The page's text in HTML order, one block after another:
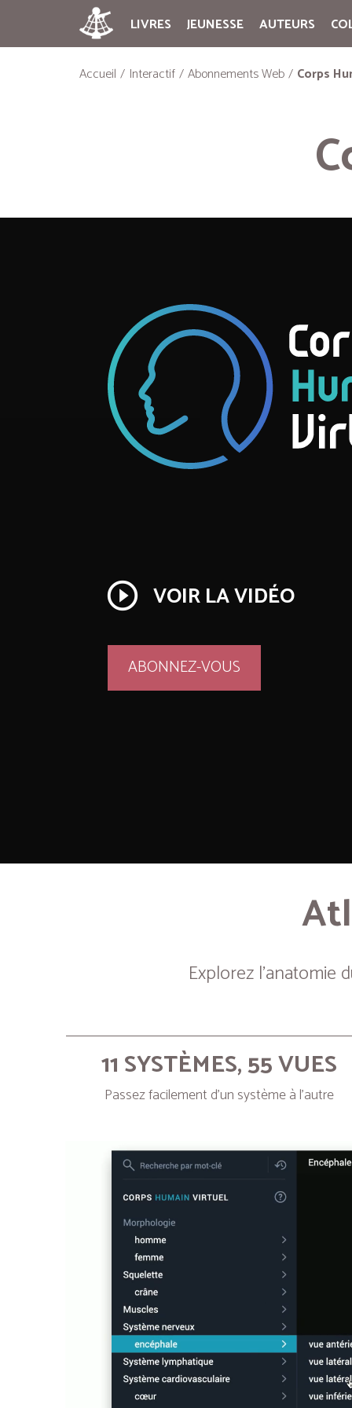
LIVRES JEUNESSE AUTEURS
Accueil Interactif Abonnements Web Corps
play_circle_outline VOIR LA VIDÉO
ABONNEZ-VOUS
Explorez
11 SYSTÈMES, 55 VUES
Passez facilement d’un système à l’autre